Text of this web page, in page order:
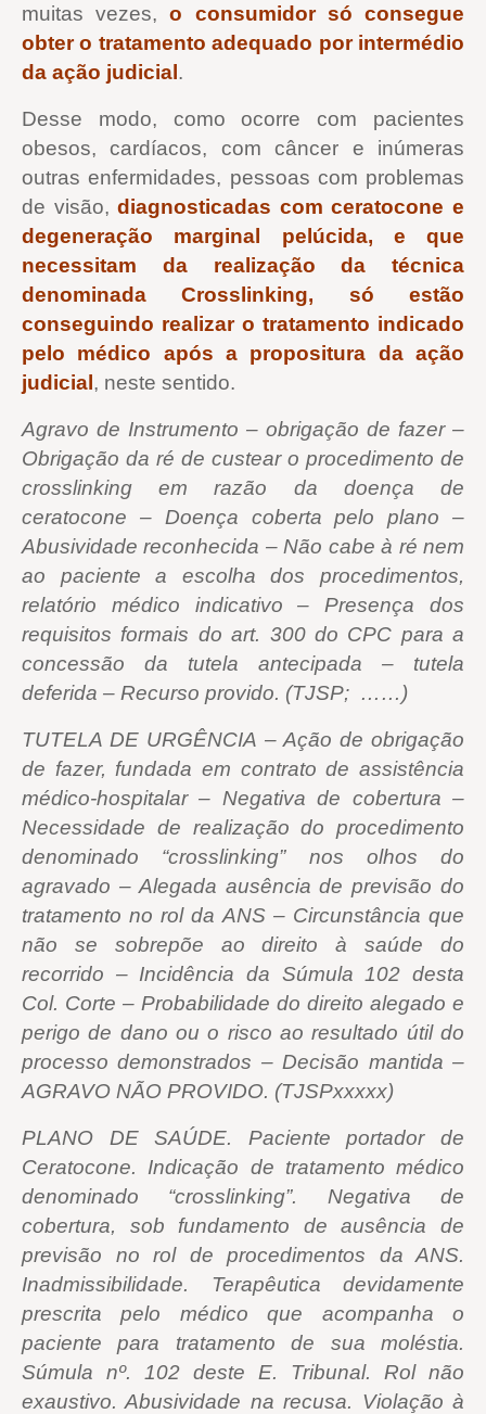
muitas vezes,o consumidor só consegue
obter o tratamento adequado por intermédio
da ação judicial.
Desse modo, como ocorre com pacientes
obesos, cardíacos, com câncer e inúmeras
outras enfermidades, pessoas com problemas
de visão,diagnosticadas com ceratocone e
degeneração marginal pelúcida, e que
necessitam da realização da técnica
denominada Crosslinking, só estão
conseguindo realizar o tratamento indicado
pelo médico após a propositura da ação
judicial, neste sentido.
Agravo de Instrumento – obrigação de fazer –
Obrigação da ré de custear o procedimento de
crosslinking em razão da doença de
ceratocone – Doença coberta pelo plano –
Abusividade reconhecida – Não cabe à ré nem
ao paciente a escolha dos procedimentos,
relatório médico indicativo – Presença dos
requisitos formais do art. 300 do CPC para a
concessão da tutela antecipada – tutela
deferida – Recurso provido. (TJSP; ……)
TUTELA DE URGÊNCIA – Ação de obrigação
de fazer, fundada em contrato de assistência
médico-hospitalar – Negativa de cobertura –
Necessidade de realização do procedimento
denominado “crosslinking” nos olhos do
agravado – Alegada ausência de previsão do
tratamento no rol da ANS – Circunstância que
não se sobrepõe ao direito à saúde do
recorrido – Incidência da Súmula 102 desta
Col. Corte – Probabilidade do direito alegado e
perigo de dano ou o risco ao resultado útil do
processo demonstrados – Decisão mantida –
AGRAVO NÃO PROVIDO. (TJSPxxxxx)
PLANO DE SAÚDE. Paciente portador de
Ceratocone. Indicação de tratamento médico
denominado “crosslinking”. Negativa de
cobertura, sob fundamento de ausência de
previsão no rol de procedimentos da ANS.
Inadmissibilidade. Terapêutica devidamente
prescrita pelo médico que acompanha o
paciente para tratamento de sua moléstia.
Súmula nº. 102 deste E. Tribunal. Rol não
exaustivo. Abusividade na recusa. Violação à